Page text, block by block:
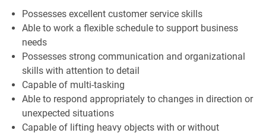
Possesses excellent customer service skills
Able to work a flexible schedule to support business
needs
Possesses strong communication and organizational
skills with attention to detail
Capable of multi-tasking
Able to respond appropriately to changes in direction or
unexpected situations
Capable of lifting heavy objects with or without